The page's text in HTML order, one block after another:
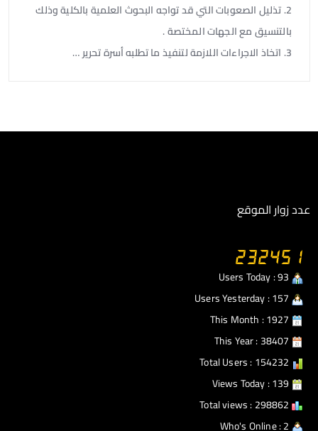
2. تذليل الصعوبات التي قد تواجه البحوث العلمية بالكلية وذلك
بالتنسيق مع الجهات المختصة .
3. اتخاذ الاجراءات اللازمة لتنفيذ ما تطلبه أسرة تحرير …
عدد زوار الموقع